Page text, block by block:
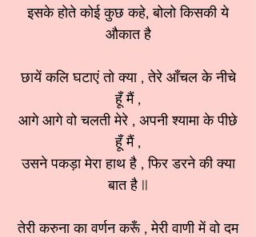
इसके होते कोई कुछ कहे, बोलो किसकी ये
औकात है
छायें कलि घटाएं तो क्या , तेरे आँचल के नीचे
हूँ मैं ,
आगे आगे वो चलती मेरे , अपनी श्यामा के पीछे
हूँ मैं ,
उसने पकड़ा मेरा हाथ है , फिर डरने की क्या
बात है ||
तेरी करुना का वर्णन करूँ , मेरी वाणी में वो दम